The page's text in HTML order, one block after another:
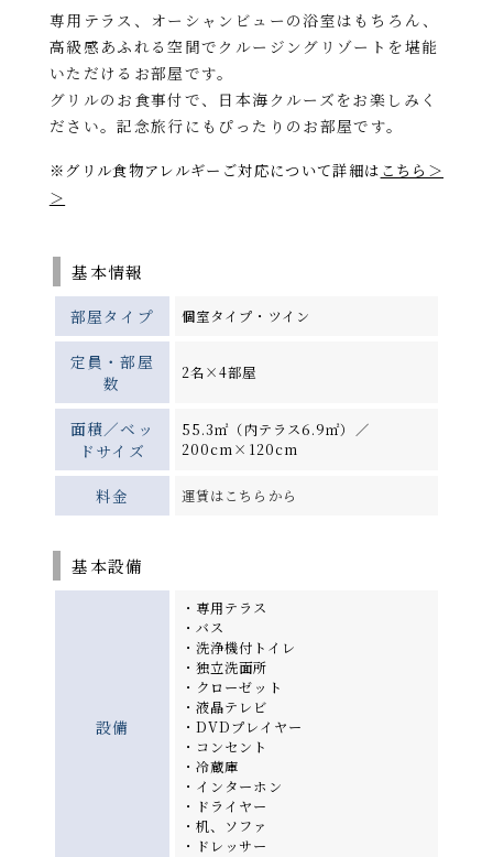
専用テラス、オーシャンビューの浴室はもちろん、
高級感あふれる空間でクルージングリゾートを堪能
いただけるお部屋です。
グリルのお食事付で、日本海クルーズをお楽しみく
ださい。記念旅行にもぴったりのお部屋です。
※ グリル食物アレルギーご対応について詳細は こちら＞
＞
基本情報
部屋タイプ 個室タイプ・ツイン
定員・部屋
数
2名×4部屋
面積／ベッ
ドサイズ
55.3㎡（内テラス6.9㎡）／
200cm×120cm
料金 運賃はこちらから
基本設備
設備
・専用テラス
・バス
・洗浄機付トイレ
・独立洗面所
・クローゼット
・液晶テレビ
・DVDプレイヤー
・コンセント
・冷蔵庫
・インターホン
・ドライヤー
・机、ソファ
・ドレッサー